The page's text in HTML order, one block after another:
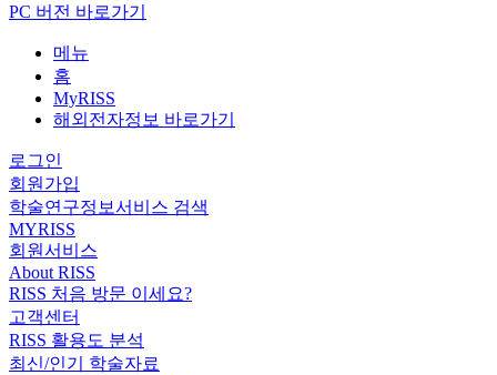
PC 버전 바로가기
메뉴
홈
MyRISS
해외전자정보 바로가기
로그인
회원가입
학술연구정보서비스 검색
MYRISS
회원서비스
About RISS
RISS 처음 방문 이세요?
고객센터
RISS 활용도 분석
최신/인기 학술자료